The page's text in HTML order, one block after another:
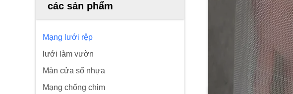
các sản phẩm
Mạng lưới rệp
lưới làm vườn
Màn cửa sổ nhựa
Mạng chống chim